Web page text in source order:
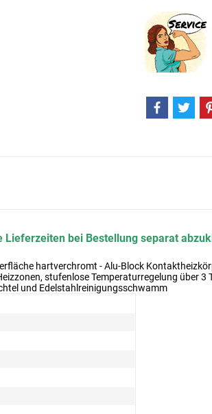
bei Bestellung separat
hartverchromt - Alu-Block
stufenlose Temperaturregelung über
und Edelstahlreinigungsschwamm